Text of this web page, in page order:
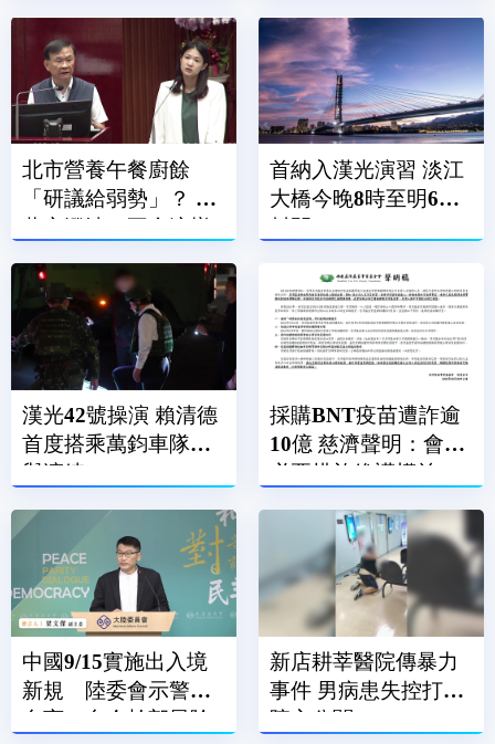
北市營養午餐廚餘
「研議給弱勢」？ 蔣
萬安澄清：不會這樣
首納入漢光演習 淡江
大橋今晚8時至明6時
封閉
漢光42號操演 賴清德
首度搭乘萬鈞車隊參
與演練
採購BNT疫苗遭詐逾
10億 慈濟聲明：會採
必要措施維護權益
中國9/15實施出入境
新規 陸委會示警：
台商、台企幹部風險
新店耕莘醫院傳暴力
事件 男病患失控打傷
院方公關